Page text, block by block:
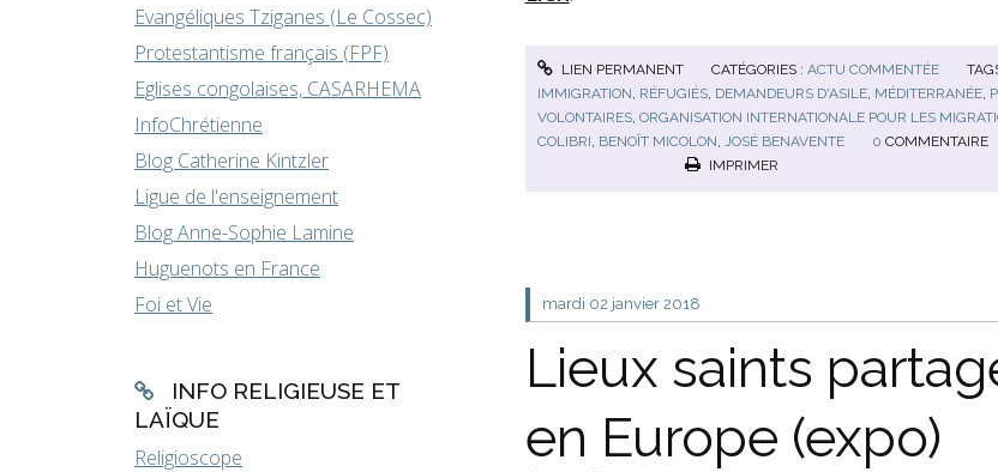
Evangéliques Tziganes (Le Cossec)
Protestantisme français (FPF)
Eglises congolaises, CASARHEMA
InfoChrétienne
Blog Catherine Kintzler
Ligue de l'enseignement
Blog Anne-Sophie Lamine
Huguenots en France
Foi et Vie
INFO RELIGIEUSE ET
LAÏQUE
Religioscope
LIEN PERMANENT CATÉGORIES :ACTU COMMENTÉE
IMMIGRATION, RÉFUGIÉS, DEMANDEURS D'ASILE, MÉDITERRANÉE,
VOLONTAIRES, ORGANISATION INTERNATIONALE POUR LES
COLIBRI, BENOÎT MICOLON, JOSÉ BENAVENTE 0 COMMENTAIRE
IMPRIMER
mardi 02 janvier 2018
Lieux saints
en Europe (expo)